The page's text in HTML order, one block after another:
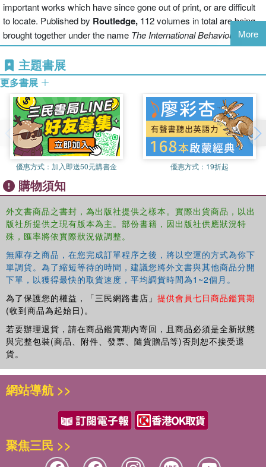
important works which have since gone out of print, or are difficult
to locate. Published by Routledge, 112 volumes in total are being
brought together under the name The International Behavioural and
Social Sciences Library: Classics from the Tavistock Press.
Reproduced here in facsimile, this volume was originally published
in 1968 and is available individually. The collection is also available
in a number of themed mini-sets of between 5 and 13 volumes, or
as a complete collection.
More
主題書展
更多書展
優惠方式： 加入即送50元購書金 優惠方式： 19折起
購物須知
外文書商品之書封，為出版社提供之樣本。實際出貨商品，以出
版社所提供之現有版本為主。部份書籍，因出版社供應狀況特
殊，匯率將依實際狀況做調整。
無庫存之商品，在您完成訂單程序之後，將以空運的方式為你下
單調貨。為了縮短等待的時間，建議您將外文書與其他商品分開
下單，以獲得最快的取貨速度，平均調貨時間為1~2個月。
為了保護您的權益，「三民網路書店」 提供會員七日商品鑑賞期
(收到商品為起始日)。
若要辦理退貨，請在商品鑑賞期內寄回，且商品必須是全新狀態
與完整包裝(商品、附件、發票、隨貨贈品等)否則恕不接受退
貨。
網站導航 >>
聚焦三民 >>